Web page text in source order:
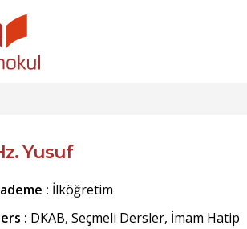
Yusuf
: İlköğretim
: DKAB, Seçmeli Dersler, İmam Hatip